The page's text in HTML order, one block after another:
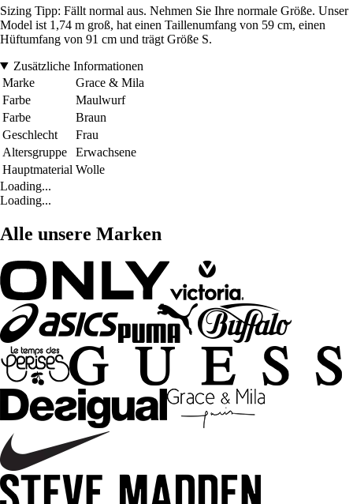
Sizing Tipp: Fällt normal aus. Nehmen Sie Ihre normale Größe. Unser
Model ist 1,74 m groß, hat einen Taillenumfang von 59 cm, einen
Hüftumfang von 91 cm und trägt Größe S.
Zusätzliche Informationen
Marke
Grace & Mila
Farbe
Maulwurf
Farbe
Braun
Geschlecht
Frau
Altersgruppe
Erwachsene
Hauptmaterial Wolle
Loading...
Loading...
Alle unsere Marken